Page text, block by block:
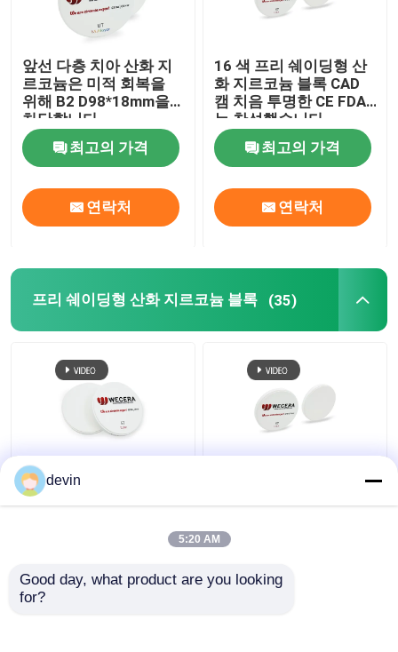
치아 산화 지르코늄 디스크
지르코늄 산화물 세라믹
3D 프로 산화 지르코늄
앞선 다층 치아 산화 지
르코늄은 미적 회복을
위해 B2 D98*18mm을
차단합니다
최고의 가격
연락처
16 색 프리 쉐이딩형 산
화 지르코늄 블록 CAD
캠 치음 투명한 CE FDA
는 찬성했습니다
최고의 가격
연락처
프리 쉐이딩형 산화 지르코늄 블록 (35)
A3.5 D98*18mm ST 전
차광된 지르코니아는
1100Mpa를 차단합니다
터 ISO 13485는 찬성했
습니다
devin
5:20 AM
Good day, what product are you looking
for?